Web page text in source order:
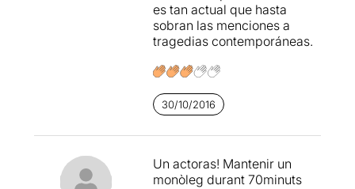
es tan actual que hasta
sobran las menciones a
tragedias contemporáneas.
30/10/2016
Un actoras! Mantenir un
monòleg durant 70minuts